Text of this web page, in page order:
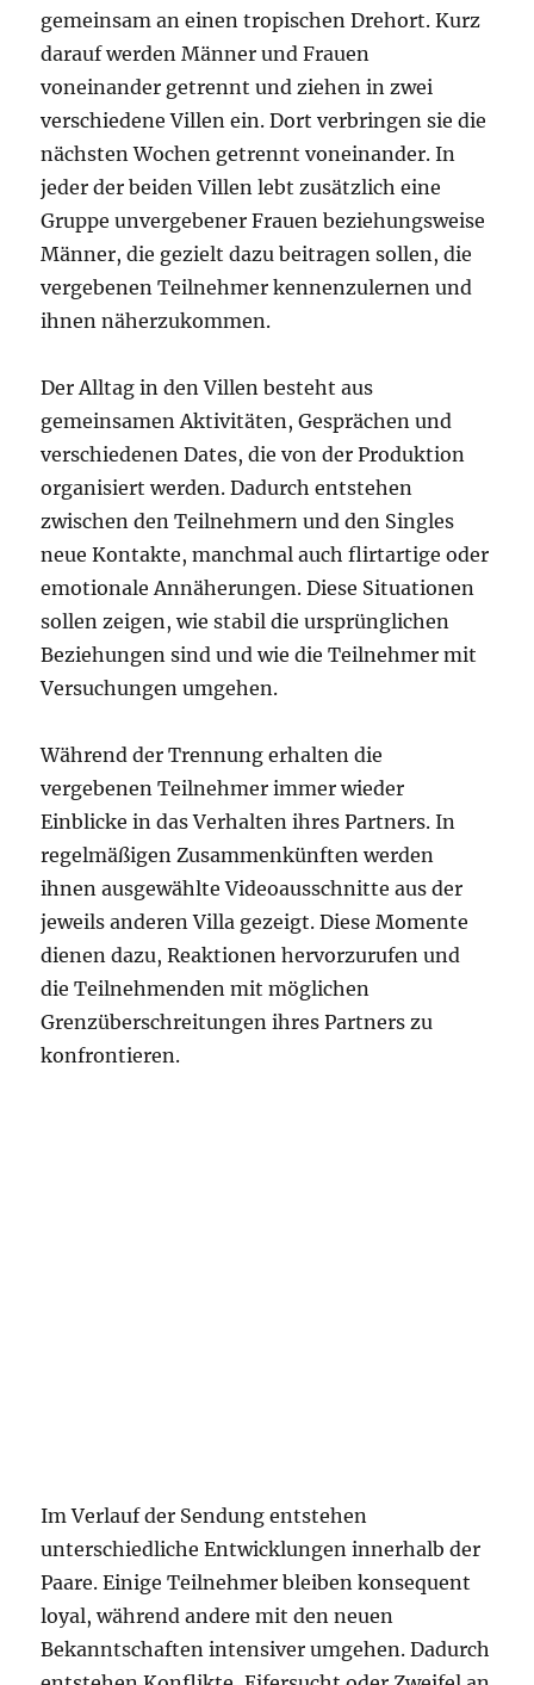
gemeinsam an einen tropischen Drehort. Kurz
darauf werden Männer und Frauen
voneinander getrennt und ziehen in zwei
verschiedene Villen ein. Dort verbringen sie die
nächsten Wochen getrennt voneinander. In
jeder der beiden Villen lebt zusätzlich eine
Gruppe unvergebener Frauen beziehungsweise
Männer, die gezielt dazu beitragen sollen, die
vergebenen Teilnehmer kennenzulernen und
ihnen näherzukommen.
Der Alltag in den Villen besteht aus
gemeinsamen Aktivitäten, Gesprächen und
verschiedenen Dates, die von der Produktion
organisiert werden. Dadurch entstehen
zwischen den Teilnehmern und den Singles
neue Kontakte, manchmal auch flirtartige oder
emotionale Annäherungen. Diese Situationen
sollen zeigen, wie stabil die ursprünglichen
Beziehungen sind und wie die Teilnehmer mit
Versuchungen umgehen.
Während der Trennung erhalten die
vergebenen Teilnehmer immer wieder
Einblicke in das Verhalten ihres Partners. In
regelmäßigen Zusammenkünften werden
ihnen ausgewählte Videoausschnitte aus der
jeweils anderen Villa gezeigt. Diese Momente
dienen dazu, Reaktionen hervorzurufen und
die Teilnehmenden mit möglichen
Grenzüberschreitungen ihres Partners zu
konfrontieren.
Im Verlauf der Sendung entstehen
unterschiedliche Entwicklungen innerhalb der
Paare. Einige Teilnehmer bleiben konsequent
loyal, während andere mit den neuen
Bekanntschaften intensiver umgehen. Dadurch